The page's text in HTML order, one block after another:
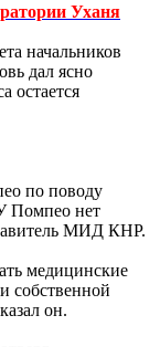
Уханя
начальников
дал ясно
остается
по поводу
Помпео нет
МИД КНР.
медицинские
собственной
он.